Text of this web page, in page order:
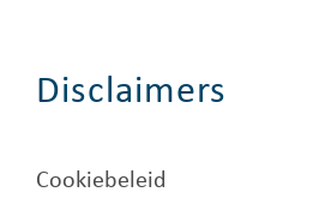
Disclaimers
Cookiebeleid